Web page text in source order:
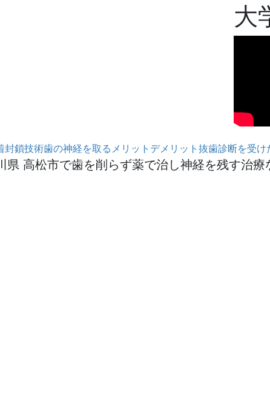
大
封鎖技術歯の神経を取るメリットデメリット 抜歯診断を受け
高松市で歯を削らず薬で治し神経を残す治